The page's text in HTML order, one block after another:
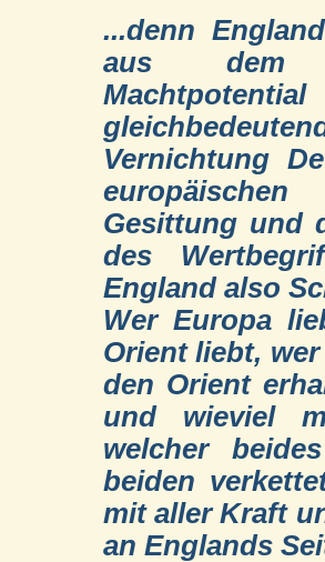
...denn
aus dem
Vernichtung
Gesittung und
des
England also
Wer Europa
Orient liebt,
den Orient
und wieviel
welcher
beiden
mit aller Kraft
an Englands